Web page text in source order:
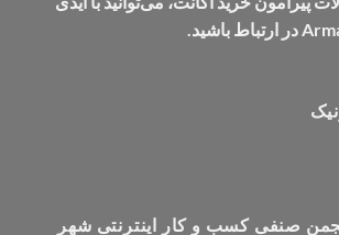
صنفی کسب و کار اینترنتی شهر